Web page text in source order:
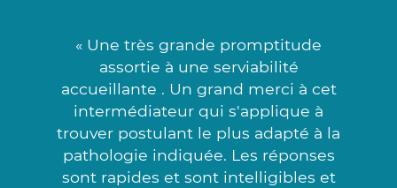
« Une très grande promptitude
assortie à une serviabilité
accueillante . Un grand merci à cet
intermédiateur qui s'applique à
trouver postulant le plus adapté à la
pathologie indiquée. Les réponses
sont rapides et sont intelligibles et